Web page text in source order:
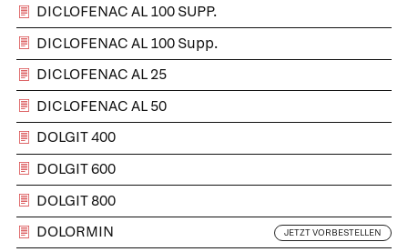
DICLOFENAC AL 100 SUPP.
DICLOFENAC AL 100 Supp.
DICLOFENAC AL 25
DICLOFENAC AL 50
DOLGIT 400
DOLGIT 600
DOLGIT 800
DOLORMIN
JETZT VORBESTELLEN